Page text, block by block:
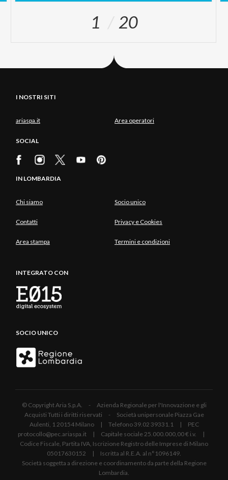
1 20
I NOSTRI SITI
ariaspa.it Area operatori
SOCIAL
IN LOMBARDIA
Chi siamo Socio unico
Contatti Privacy e Cookies
Area stampa Termini e condizioni
INTEGRATO CON
SOCIO UNICO
© Copyright Aria S.p.A. - Azienda Regionale per l'Innovazione e gli
Acquisti Tutti i diritti riservati - Società unipersonale Piazza Gae
Aulenti, 1 20154 Milano | Telefono 39.02 39331.1 | PEC
protocollo@pec.ariaspa.it | Capitale sociale 25.000.000,00 € i.v. |
Codice Fiscale, Partita IVA, Iscrizione Registro delle Imprese di Milano
05017630152 | Iscritta al R.E.A. al n°1096149.
Società soggetta a direzione e coordinamento da parte della Regione
Lombardia.